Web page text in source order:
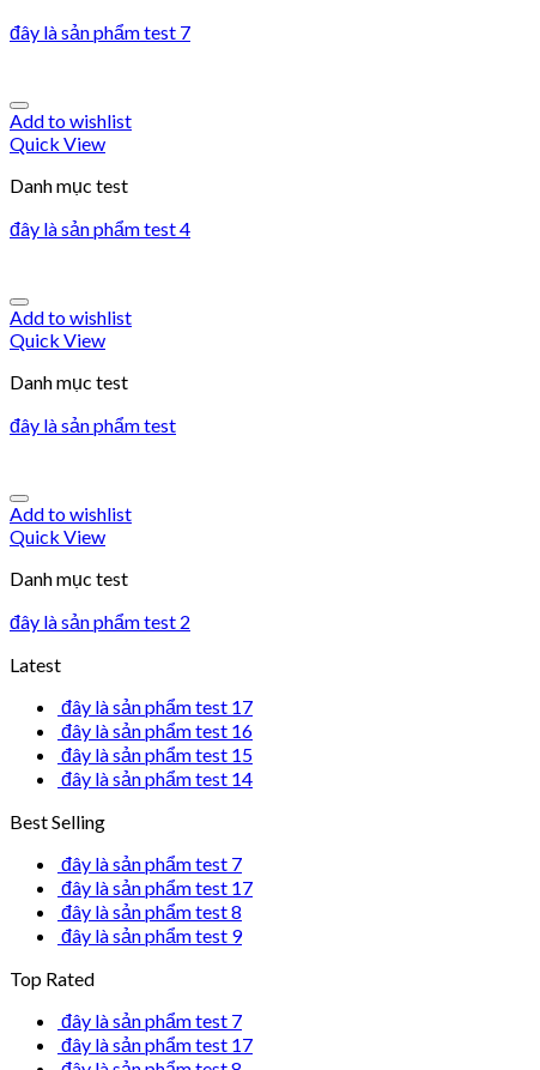
đây là sản phẩm test 7
Add to wishlist
Quick View
Danh mục test
đây là sản phẩm test 4
Add to wishlist
Quick View
Danh mục test
đây là sản phẩm test
Add to wishlist
Quick View
Danh mục test
đây là sản phẩm test 2
Latest
đây là sản phẩm test 17
đây là sản phẩm test 16
đây là sản phẩm test 15
đây là sản phẩm test 14
Best Selling
đây là sản phẩm test 7
đây là sản phẩm test 17
đây là sản phẩm test 8
đây là sản phẩm test 9
Top Rated
đây là sản phẩm test 7
đây là sản phẩm test 17